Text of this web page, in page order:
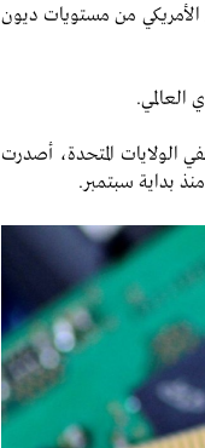
الأمريكي من مستويات ديون
الولايات المتحدة، أصدرت